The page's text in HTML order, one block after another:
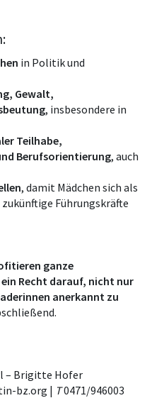
in Politik und
Gewalt,
, insbesondere in
Teilhabe,
Berufsorientierung, auch
, damit Mädchen sich als
Führungskräfte
ganze
ein Recht darauf, nicht nur
anerkannt zu
– Brigitte Hofer
bz.org | T0471/946003